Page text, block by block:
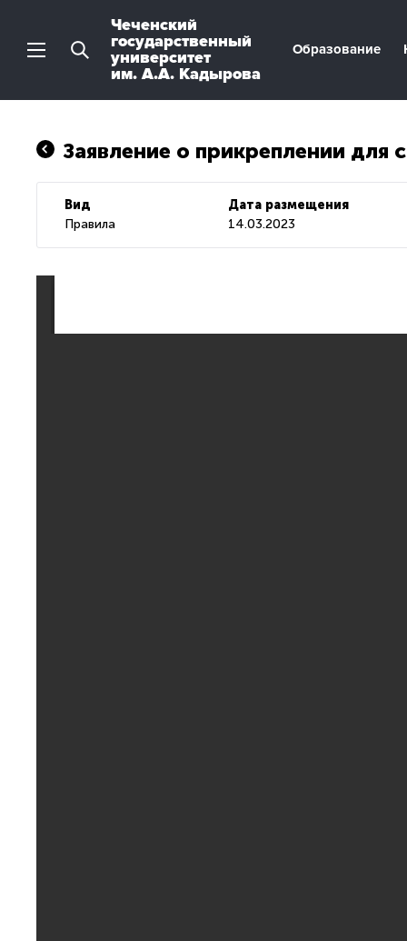
Чеченский
государственный
университет
им. А.А. Кадырова
Образование
Заявление о прикреплении для
Вид
Правила
Дата размещения
14.03.2023